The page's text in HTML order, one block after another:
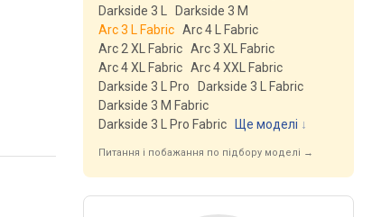
Darkside 3 L
Darkside 3 M
Arc 3 L Fabric Arc 4 L Fabric
Arc 2 XL Fabric Arc 3 XL Fabric
Arc 4 XL Fabric Arc 4 XXL Fabric
Darkside 3 L Pro
Darkside 3 L Fabric
Darkside 3 M Fabric
Darkside 3 L Pro Fabric
Ще моделі ↓
Питання і побажання по підбору моделі →